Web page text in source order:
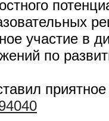
участие в
по